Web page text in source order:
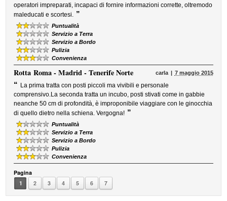
operatori impreparati, incapaci di fornire informazioni corrette, oltremodo
maleducati e scortesi. ”
Puntualità
Servizio a Terra
Servizio a Bordo
Pulizia
Convenienza
RottaRoma - Madrid - Tenerife Norte carla 7 maggio 2015
“ La prima tratta con posti piccoli ma vivibili e personale
comprensivo.La seconda tratta un incubo, posti stivati come in gabbie
neanche 50 cm di profondità, è improponibile viaggiare con le ginocchia
di quello dietro nella schiena. Vergogna! ”
Puntualità
Servizio a Terra
Servizio a Bordo
Pulizia
Convenienza
Pagina
1
2 3 4 5 6 7